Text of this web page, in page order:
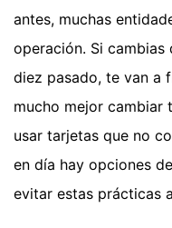
antes, muchas
operación. Si cambias
diez pasado, te van a
mucho mejor cambiar
usar tarjetas que no
en día hay opciones
evitar estas prácticas